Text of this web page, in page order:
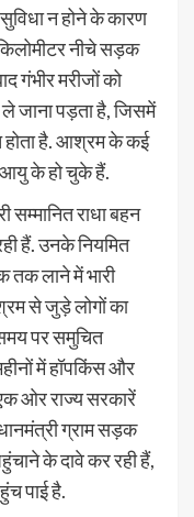
न होने के कारण
नीचे सड़क
गंभीर मरीजों को
जाना पड़ता है, जिसमें
होता है. आश्रम के कई
आयु के हो चुके हैं.
सम्मानित राधा बहन
हैं. उनके नियमित
तक लाने में भारी
से जुड़े लोगों का
पर समुचित
में हॉपकिंस और
ओर राज्य सरकारें
ग्राम सड़क
के दावे कर रही हैं,
पाई है.